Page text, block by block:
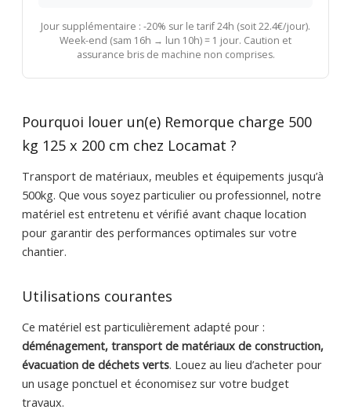
Jour supplémentaire : -20% sur le tarif 24h (soit 22.4€/jour).
Week-end (sam 16h → lun 10h) = 1 jour. Caution et
assurance bris de machine non comprises.
Pourquoi louer un(e) Remorque charge 500
kg 125 x 200 cm chez Locamat ?
Transport de matériaux, meubles et équipements jusqu’à
500kg. Que vous soyez particulier ou professionnel, notre
matériel est entretenu et vérifié avant chaque location
pour garantir des performances optimales sur votre
chantier.
Utilisations courantes
Ce matériel est particulièrement adapté pour :
déménagement, transport de matériaux de construction,
évacuation de déchets verts. Louez au lieu d’acheter pour
un usage ponctuel et économisez sur votre budget
travaux.